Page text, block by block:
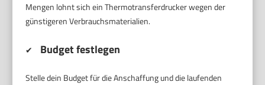
Mengen lohnt sich ein Thermotransferdrucker wegen der
günstigeren Verbrauchsmaterialien.
✔ Budget festlegen
Stelle dein Budget für die Anschaffung und die laufenden